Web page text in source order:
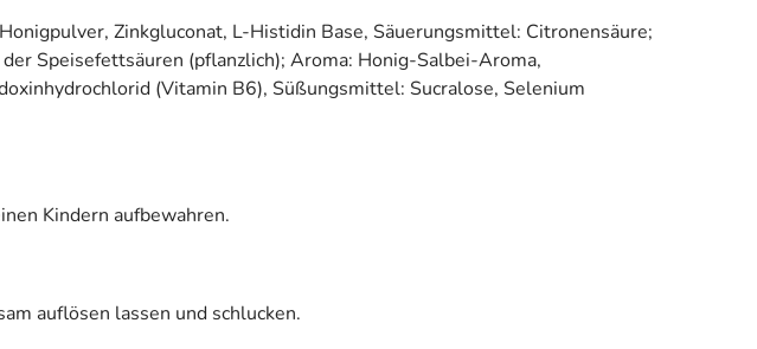
Zinkgluconat, L-Histidin Base, Säuerungsmittel: Citronensäure;
Speisefettsäuren (pflanzlich); Aroma: Honig-Salbei-Aroma,
(Vitamin B6), Süßungsmittel: Sucralose, Selenium
Kindern aufbewahren.
auflösen lassen und schlucken.